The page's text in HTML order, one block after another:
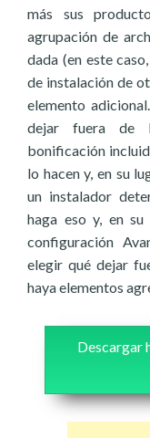
más sus
agrupación de
dada (en este
de instalación de
elemento
dejar fuera de
bonificación
lo hacen y, en su
un instalador
haga eso y, en
configuración
elegir qué dejar
haya elementos
Descargar